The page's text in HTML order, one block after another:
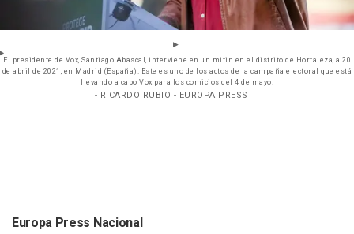
El presidente de Vox, Santiago Abascal, interviene en un mitin en el distrito de Hortaleza, a 20
de abril de 2021, en Madrid (España). Este es uno de los actos de la campaña electoral que está
llevando a cabo Vox para los comicios del 4 de mayo.
- RICARDO RUBIO - EUROPA PRESS
Europa Press Nacional